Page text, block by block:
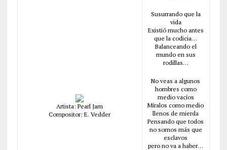
Artista: Pearl Jam
Compositor: E. Vedder
Susurrando que la
vida
Existió mucho antes
que la codicia…
Balanceando el
mundo en sus
rodillas…
No veas a algunos
hombres como
medio vacíos
Míralos como medio
llenos de mierda
Pensando que todos
no somos más que
esclavos
pero no va a haber…